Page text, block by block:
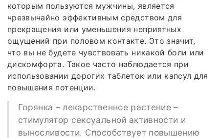
которым пользуются мужчины, является
чрезвычайно эффективным средством для
прекращения или уменьшения неприятных
ощущений при половом контакте. Это значит,
что вы не будете чувствовать никакой боли или
дискомфорта. Такое часто наблюдается при
использовании дорогих таблеток или капсул для
повышения потенции.
Горянка – лекарственное растение –
стимулятор сексуальной активности и
выносливости. Способствует повышению